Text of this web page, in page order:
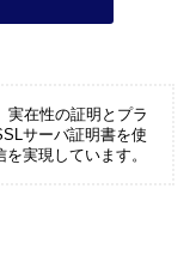
実在性の証明とプラ
サーバ証明書を使
実現しています。